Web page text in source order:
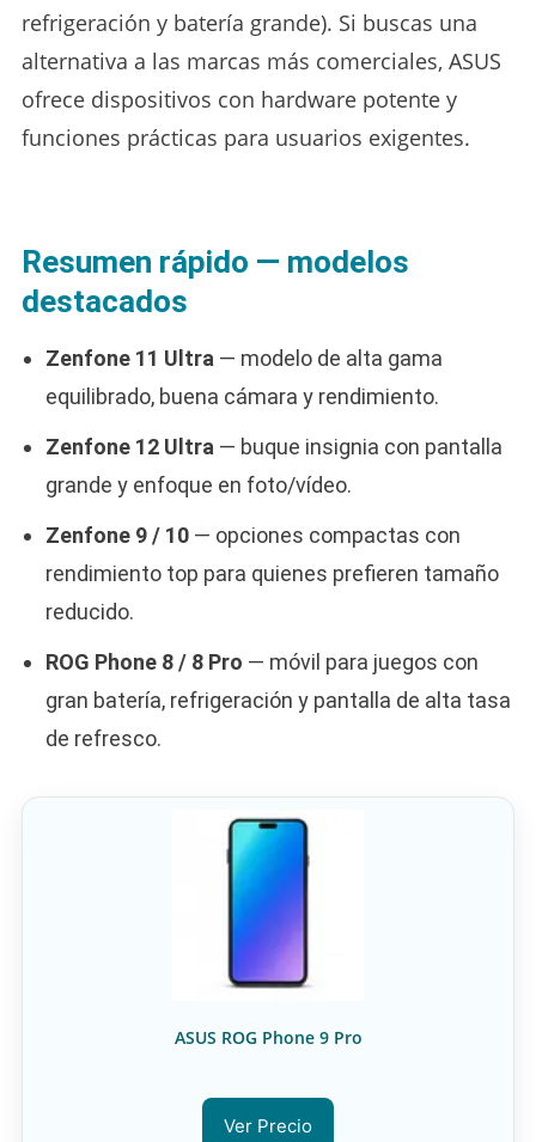
refrigeración y batería grande). Si buscas una
alternativa a las marcas más comerciales, ASUS
ofrece dispositivos con hardware potente y
funciones prácticas para usuarios exigentes.
Resumen rápido — modelos
destacados
Zenfone 11 Ultra — modelo de alta gama
equilibrado, buena cámara y rendimiento.
Zenfone 12 Ultra — buque insignia con pantalla
grande y enfoque en foto/vídeo.
Zenfone 9 / 10— opciones compactas con
rendimiento top para quienes prefieren tamaño
reducido.
ROG Phone 8 / 8 Pro — móvil para juegos con
gran batería, refrigeración y pantalla de alta tasa
de refresco.
ASUS ROG Phone 9 Pro
Ver Precio